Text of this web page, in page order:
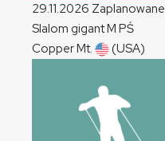
29.11.2026 Zaplanowane
Slalom gigantM PŚ
Copper Mt.
(USA)